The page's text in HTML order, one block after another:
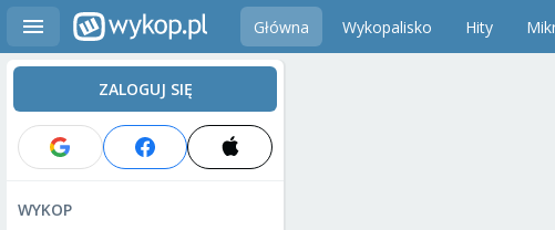
Główna Wykopalisko Hity
ZALOGUJ SIĘ
WYKOP